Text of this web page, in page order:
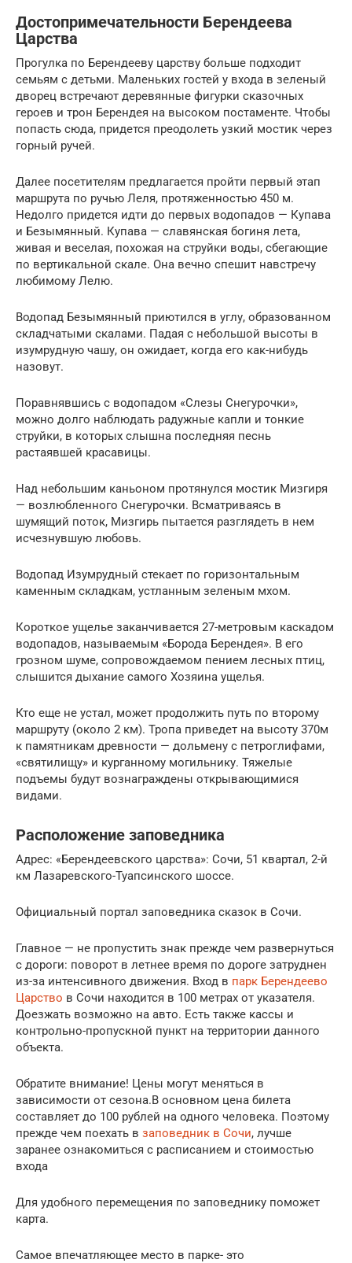
Достопримечательности Берендеева
Царства
Прогулка по Берендееву царству больше подходит
семьям с детьми. Маленьких гостей у входа в зеленый
дворец встречают деревянные фигурки сказочных
героев и трон Берендея на высоком постаменте. Чтобы
попасть сюда, придется преодолеть узкий мостик через
горный ручей.
Далее посетителям предлагается пройти первый этап
маршрута по ручью Леля, протяженностью 450 м.
Недолго придется идти до первых водопадов — Купава
и Безымянный. Купава — славянская богиня лета,
живая и веселая, похожая на струйки воды, сбегающие
по вертикальной скале. Она вечно спешит навстречу
любимому Лелю.
Водопад Безымянный приютился в углу, образованном
складчатыми скалами. Падая с небольшой высоты в
изумрудную чашу, он ожидает, когда его как-нибудь
назовут.
Поравнявшись с водопадом «Слезы Снегурочки»,
можно долго наблюдать радужные капли и тонкие
струйки, в которых слышна последняя песнь
растаявшей красавицы.
Над небольшим каньоном протянулся мостик Мизгиря
— возлюбленного Снегурочки. Всматриваясь в
шумящий поток, Мизгирь пытается разглядеть в нем
исчезнувшую любовь.
Водопад Изумрудный стекает по горизонтальным
каменным складкам, устланным зеленым мхом.
Короткое ущелье заканчивается 27-метровым каскадом
водопадов, называемым «Борода Берендея». В его
грозном шуме, сопровождаемом пением лесных птиц,
слышится дыхание самого Хозяина ущелья.
Кто еще не устал, может продолжить путь по второму
маршруту (около 2 км). Тропа приведет на высоту 370м
к памятникам древности — дольмену с петроглифами,
«святилищу» и курганному могильнику. Тяжелые
подъемы будут вознаграждены открывающимися
видами.
Расположение заповедника
Адрес: «Берендеевского царства»: Сочи, 51 квартал, 2-й
км Лазаревского-Туапсинского шоссе.
Официальный портал заповедника сказок в Сочи.
Главное — не пропустить знак прежде чем развернуться
с дороги: поворот в летнее время по дороге затруднен
из-за интенсивного движения. Вход в парк Берендеево
Царство в Сочи находится в 100 метрах от указателя.
Доезжать возможно на авто. Есть также кассы и
контрольно-пропускной пункт на территории данного
объекта.
Обратите внимание! Цены могут меняться в
зависимости от сезона.В основном цена билета
составляет до 100 рублей на одного человека. Поэтому
прежде чем поехать в заповедник в Сочи, лучше
заранее ознакомиться с расписанием и стоимостью
входа
Для удобного перемещения по заповеднику поможет
карта.
Самое впечатляющее место в парке- это